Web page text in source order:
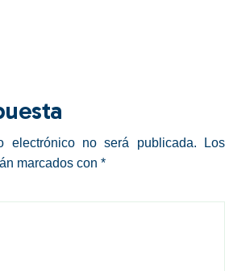
electrónico no será publicada.
Los
marcados con *